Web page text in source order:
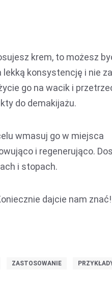
krem, to możesz
lekką konsystencję i nie
go na wacik i
do demakijażu.
wmasuj go w miejsca
i regenerująco.
i stopach.
dajcie nam
ZASTOSOWANIE